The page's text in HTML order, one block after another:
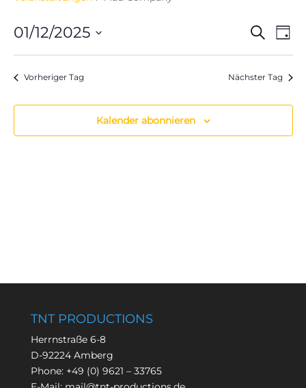
Suche
Tag
01/12/2025
Vorheriger Tag Nächster Tag
Kalender abonnieren
TNT PRODUCTIONS
Herrnstraße 6-8
D-92224 Amberg
Phone: +49 (0) 9621 – 33765